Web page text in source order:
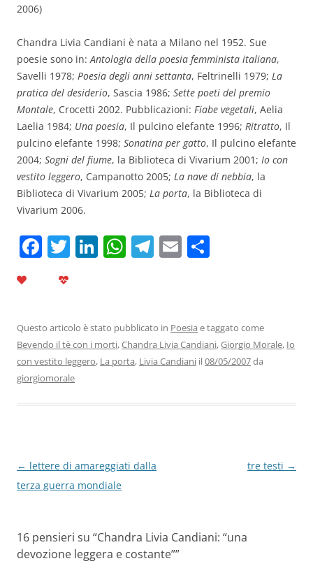
2006)
Chandra Livia Candiani è nata a Milano nel 1952. Sue
poesie sono in:Antologia della poesia femminista italiana,
Savelli 1978; Poesia degli anni settanta, Feltrinelli 1979; La
pratica del desiderio, Sascia 1986; Sette poeti del premio
Montale, Crocetti 2002. Pubblicazioni: Fiabe vegetali, Aelia
Laelia 1984; Una poesia, Il pulcino elefante 1996; Ritratto, Il
pulcino elefante 1998; Sonatina per gatto, Il pulcino elefante
2004; Sogni del fiume, la Biblioteca di Vivarium 2001; Io con
vestito leggero, Campanotto 2005; La nave di nebbia, la
Biblioteca di Vivarium 2005; La porta, la Biblioteca di
Vivarium 2006.
F
b
o
o
T Li
dI
n
W
A
p
T
a
m
E
vi
di
Questo articolo è stato pubblicato in Poesia e taggato come
Bevendo il tè con i morti,Chandra Livia Candiani,Giorgio Morale, Io
con vestito leggero, La porta, Livia Candiani il08/05/2007da
giorgiomorale
Navigazione
articolo
← lettere di amareggiati dalla
terza guerra mondiale
tre testi →
16 pensieri su “Chandra Livia Candiani: “una
devozione leggera e costante””